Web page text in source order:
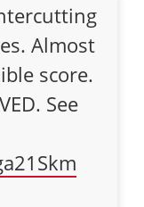
Almost
score.
See